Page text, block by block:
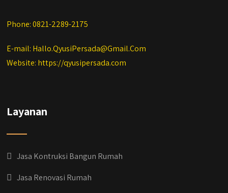
Phone: 0821-2289-2175
E-mail: Hallo.QyusiPersada@Gmail.Com
Website: https://qyusipersada.com
Layanan
Jasa Kontruksi Bangun Rumah
Jasa Renovasi Rumah